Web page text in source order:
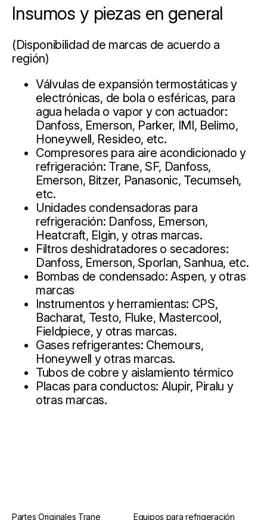
Insumos y piezas en general
(Disponibilidad de marcas de acuerdo a
región)
Válvulas de expansión termostáticas y
electrónicas, de bola o esféricas, para
agua helada o vapor y con actuador:
Danfoss, Emerson, Parker, IMI, Belimo,
Honeywell, Resideo, etc.
Compresores para aire acondicionado y
refrigeración: Trane, SF, Danfoss,
Emerson, Bitzer, Panasonic, Tecumseh,
etc.
Unidades condensadoras para
refrigeración: Danfoss, Emerson,
Heatcraft, Elgin, y otras marcas.
Filtros deshidratadores o secadores:
Danfoss, Emerson, Sporlan, Sanhua, etc.
Bombas de condensado: Aspen, y otras
marcas
Instrumentos y herramientas: CPS,
Bacharat, Testo, Fluke, Mastercool,
Fieldpiece, y otras marcas.
Gases refrigerantes: Chemours,
Honeywell y otras marcas.
Tubos de cobre y aislamiento térmico
Placas para conductos: Alupir, Piralu y
otras marcas.
Partes Originales Trane Equipos para refrigeración